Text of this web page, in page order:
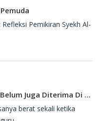
Pemikiran Syekh Al-
Surat Singkat Untukmu Yang Belum Juga Diterima Di Perguruan Tinggi
berat sekali ketika